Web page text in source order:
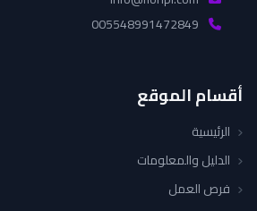
أقسام الموقع
الرئيسية
الدليل والمعلومات
فرص العمل